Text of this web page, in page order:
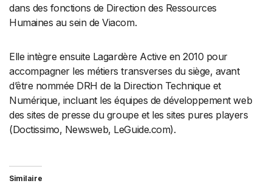
dans des fonctions de Direction des Ressources
Humaines au sein de Viacom.
Elle intègre ensuite Lagardère Active en 2010 pour
accompagner les métiers transverses du siège, avant
d’être nommée DRH de la Direction Technique et
Numérique, incluant les équipes de développement web
des sites de presse du groupe et les sites pures players
(Doctissimo, Newsweb, LeGuide.com).
Similaire